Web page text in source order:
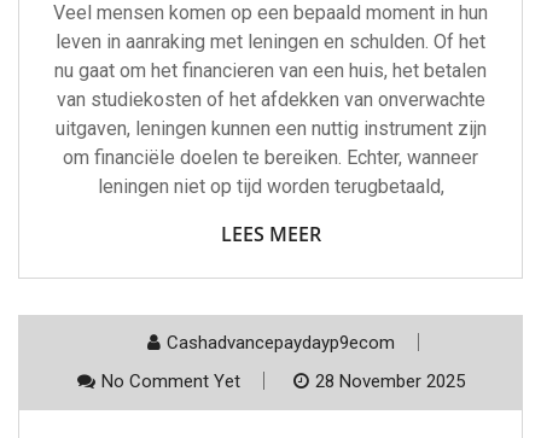
Veel mensen komen op een bepaald moment in hun
leven in aanraking met leningen en schulden. Of het
nu gaat om het financieren van een huis, het betalen
van studiekosten of het afdekken van onverwachte
uitgaven, leningen kunnen een nuttig instrument zijn
om financiële doelen te bereiken. Echter, wanneer
leningen niet op tijd worden terugbetaald,
LEES MEER
Cashadvancepaydayp9ecom
No Comment Yet
28 November 2025